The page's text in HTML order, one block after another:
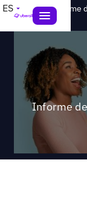
ES Reports>Informe
Informe